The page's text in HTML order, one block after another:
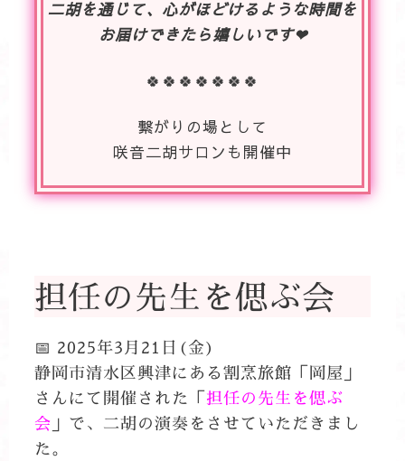
二胡を通じて、心がほどけるような時間を
お届けできたら嬉しいです❤
🍀🍀🍀🍀🍀🍀🍀
繋がりの場として
咲音二胡サロンも開催中
担任の先生を偲ぶ会
📅 2025年3月21日(金)
静岡市清水区興津にある割烹旅館「岡屋」
さんにて開催された「担任の先生を偲ぶ
会 」で、二胡の演奏をさせていただきまし
た。